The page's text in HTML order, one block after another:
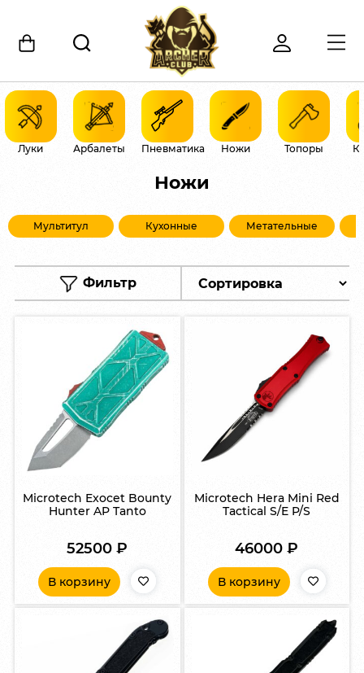
Луки Арбалеты Пневматика Ножи Топоры
Ножи
Мультитул Кухонные Метательные
Фильтр
Microtech Exocet Bounty
Hunter AP Tanto
52500₽
В корзину
Microtech Hera Mini Red
Tactical S/E P/S
46000₽
В корзину